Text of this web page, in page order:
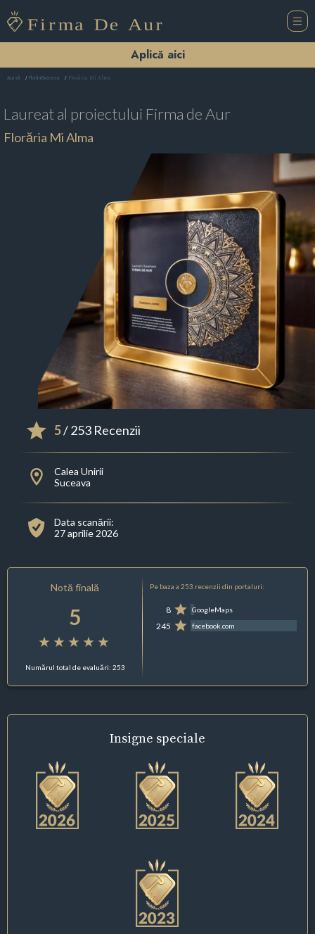
Aplică aici
Acasă Florării Suceava Florăria Mi Alma
Laureat al proiectului Firma de Aur
Florăria Mi Alma
5/ 253 Recenzii
Calea Unirii
Suceava
Data scanării:
27 aprilie 2026
Notă finală
5
Numărul total de evaluări: 253
Pe baza a 253 recenzii din portaluri:
8 GoogleMaps
245 facebook.com
Insigne speciale